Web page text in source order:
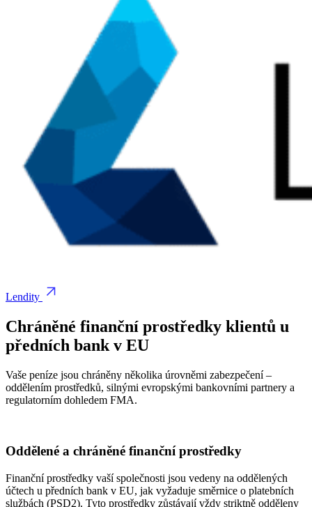
Lendity
Chráněné finanční prostředky klientů u
předních bank v EU
Vaše peníze jsou chráněny několika úrovněmi zabezpečení –
oddělením prostředků, silnými evropskými bankovními partnery a
regulatorním dohledem FMA.
Oddělené a chráněné finanční prostředky
Finanční prostředky vaší společnosti jsou vedeny na oddělených
účtech u předních bank v EU, jak vyžaduje směrnice o platebních
službách (PSD2). Tyto prostředky zůstávají vždy striktně odděleny